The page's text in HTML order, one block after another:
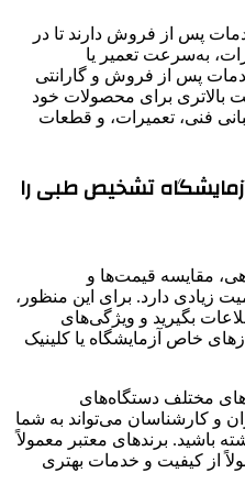
پس از فروش دارند تا در
به‌سرعت تعمیر یا
پس از فروش و گارانتی
بالاتری برای محصولات خود
فنی، تعمیرات، و قطعات
تشخیص طبی را
مقایسه قیمت‌ها و
زیادی دارد. برای این منظور،
بگیرید و ویژگی‌های
خاص آزمایشگاه یا کلینیک
مختلف دستگاه‌های
و کارشناسان می‌تواند به شما
باشید. برندهای معتبر معمولاً
از کیفیت و خدمات بهتری